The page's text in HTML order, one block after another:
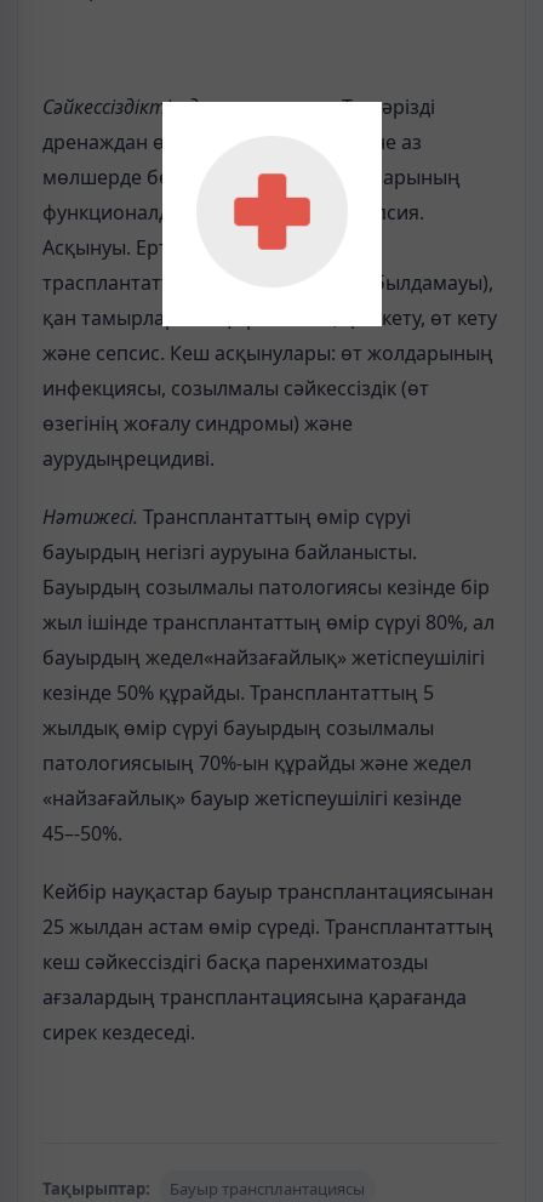
Сәйкессіздіктің диагностикасы.Т – тәрізді
дренаждан өттің сапасы нашар және аз
мөлшерде бөлінеді. Бауыр сынамаларының
функционалдық бұзылыстары. Биопсия.
Асқынуы. Ерте асқынулары: жедел
трасплантаттың ажырап қалуы (қабылдамауы),
қан тамырларының тромбозы, қан кету, өт кету
және сепсис. Кеш асқынулары: өт жолдарының
инфекциясы, созылмалы сәйкессіздік (өт
өзегінің жоғалу синдромы) және
аурудыңрецидиві.
Нәтижесі. Трансплантаттың өмір сүруі
бауырдың негізгі ауруына байланысты.
Бауырдың созылмалы патологиясы кезінде бір
жыл ішінде трансплантаттың өмір сүруі 80%, ал
бауырдың жедел«найзағайлық» жетіспеушілігі
кезінде 50% құрайды. Трансплантаттың 5
жылдық өмір сүруі бауырдың созылмалы
патологиясыың 70%-ын құрайды және жедел
«найзағайлық» бауыр жетіспеушілігі кезінде
45–-50%.
Кейбір науқастар бауыр трансплантациясынан
25 жылдан астам өмір сүреді. Трансплантаттың
кеш сәйкессіздігі басқа паренхиматозды
ағзалардың трансплантациясына қарағанда
сирек кездеседі.
Тақырыптар: Бауыр трансплантациясы